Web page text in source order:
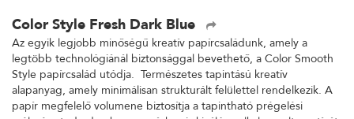
Color Style Fresh Dark Blue
Az egyik legjobb minőségű kreatív papírcsaládunk, amely a
legtöbb technológiánál biztonsággal bevethető, a Color Smooth
Style papírcsalád utódja. Természetes tapintású kreatív
alapanyag, amely minimálisan strukturált felülettel rendelkezik. A
papír megfelelő volumene biztosítja a tapintható prégelési